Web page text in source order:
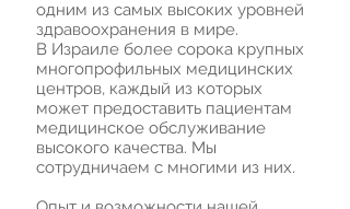
одним из самых высоких уровней
здравоохранения в мире.
В Израиле более сорока крупных
многопрофильных медицинских
центров, каждый из которых
может предоставить пациентам
медицинское обслуживание
высокого качества. Мы
сотрудничаем с многими из них.